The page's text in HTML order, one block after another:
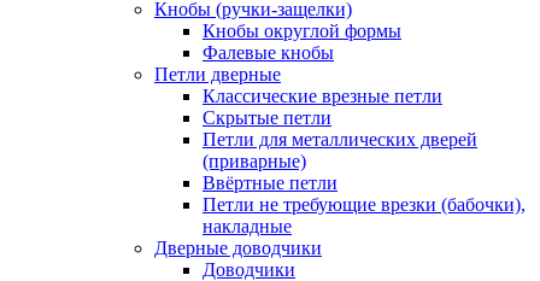
Кнобы (ручки-защелки)
Кнобы округлой формы
Фалевые кнобы
Петли дверные
Классические врезные петли
Скрытые петли
Петли для металлических дверей
(приварные)
Ввёртные петли
Петли не требующие врезки (бабочки),
накладные
Дверные доводчики
Доводчики